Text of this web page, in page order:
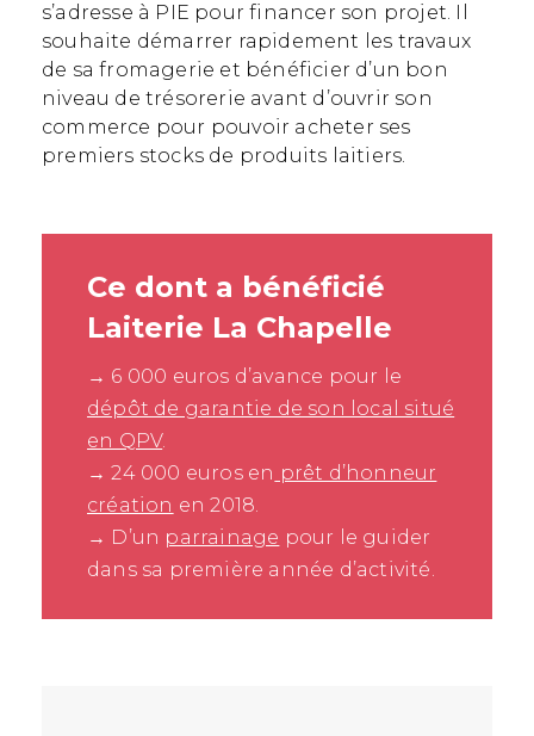
s’adresse à PIE pour financer son projet. Il
souhaite démarrer rapidement les travaux
de sa fromagerie et bénéficier d’un bon
niveau de trésorerie avant d’ouvrir son
commerce pour pouvoir acheter ses
premiers stocks de produits laitiers.
Ce dont a bénéficié
Laiterie La Chapelle
→ 6 000 euros d’avance pour le
dépôt de garantie de son local situé
en QPV.
→ 24 000 euros en prêt d’honneur
création en 2018.
→ D’un parrainage pour le guider
dans sa première année d’activité.